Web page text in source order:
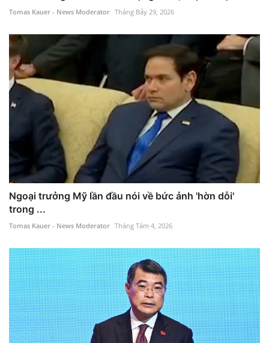
Tomas Kauer - News Moderator Tháng Bảy 29, 2026
Ngoại trưởng Mỹ lần đầu nói về bức ảnh 'hờn dỗi'
trong ...
Tomas Kauer - News Moderator Tháng Tám 4, 2026